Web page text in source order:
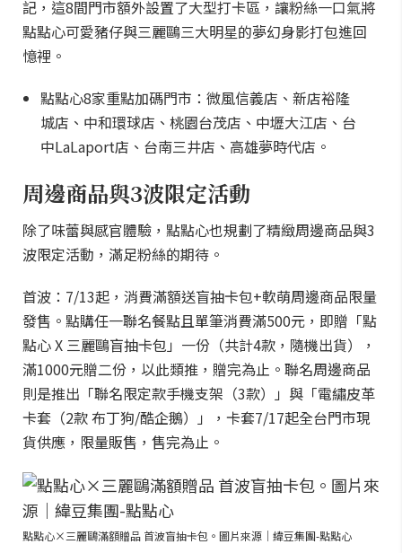
記，這8間門市額外設置了大型打卡區，讓粉絲一口氣將
點點心可愛豬仔與三麗鷗三大明星的夢幻身影打包進回
憶裡。
點點心8家重點加碼門市：微風信義店、新店裕隆
城店、中和環球店、桃園台茂店、中壢大江店、台
中LaLaport店、台南三井店、高雄夢時代店。
周邊商品與3波限定活動
除了味蕾與感官體驗，點點心也規劃了精緻周邊商品與3
波限定活動，滿足粉絲的期待。
首波：7/13起，消費滿額送盲抽卡包+軟萌周邊商品限量
發售。點購任一聯名餐點且單筆消費滿500元，即贈「點
點心 X 三麗鷗盲抽卡包」一份（共計4款，隨機出貨），
滿1000元贈二份，以此類推，贈完為止。聯名周邊商品
則是推出「聯名限定款手機支架（3款）」與「電繡皮革
卡套（2款 布丁狗/酷企鵝）」，卡套7/17起全台門市現
貨供應，限量販售，售完為止。
點點心×三麗鷗滿額贈品 首波盲抽卡包。圖片來源｜緯豆集團-點點心